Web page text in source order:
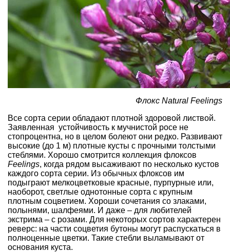
Флокс Natural Feelings
Все сорта серии обладают плотной здоровой листвой.
Заявленная устойчивость к мучнистой росе не
стопроцентна, но в целом болеют они редко. Развивают
высокие (до 1 м) плотные кусты с прочными толстыми
стеблями. Хорошо смотрится коллекция флоксов
Feelings, когда рядом высаживают по несколько кустов
каждого сорта серии. Из обычных флоксов им
подыграют мелкоцветковые красные, пурпурные или,
наоборот, светлые однотонные сорта с крупным
плотным соцветием. Хороши сочетания со злаками,
полынями, шалфеями. И даже – для любителей
экстрима – с розами. Для некоторых сортов характерен
реверс: на части соцветия бутоны могут распускаться в
полноценные цветки. Такие стебли выламывают от
основания куста.